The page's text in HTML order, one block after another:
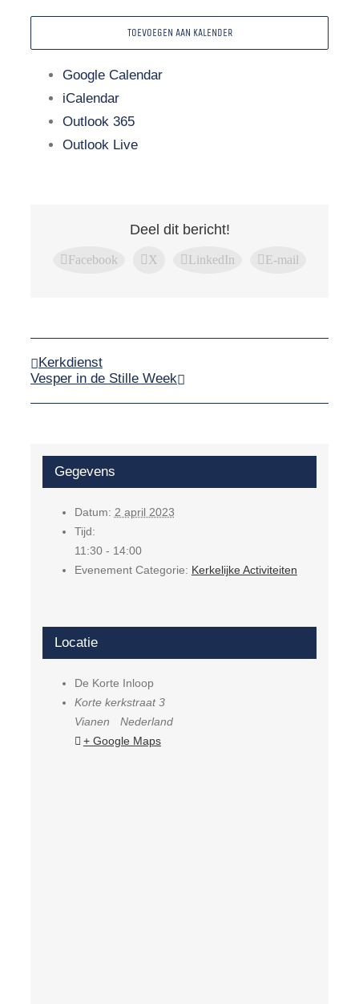
TOEVOEGEN AAN KALENDER
Google Calendar
iCalendar
Outlook 365
Outlook Live
Deel dit bericht!
Facebook X LinkedIn E-mail
Kerkdienst
Vesper in de Stille Week
Gegevens
Datum: 2 april 2023
Tijd:
11:30 - 14:00
Evenement Categorie: Kerkelijke Activiteiten
Locatie
De Korte Inloop
Korte kerkstraat 3
Vianen
Nederland
+ Google Maps